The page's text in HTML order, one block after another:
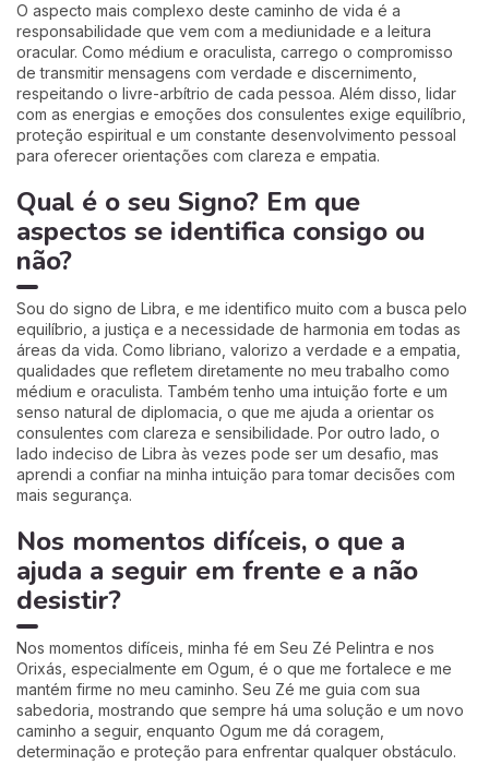
O aspecto mais complexo deste caminho de vida é a
responsabilidade que vem com a mediunidade e a leitura
oracular. Como médium e oraculista, carrego o compromisso
de transmitir mensagens com verdade e discernimento,
respeitando o livre-arbítrio de cada pessoa. Além disso, lidar
com as energias e emoções dos consulentes exige equilíbrio,
proteção espiritual e um constante desenvolvimento pessoal
para oferecer orientações com clareza e empatia.
Qual é o seu Signo? Em que
aspectos se identifica consigo ou
não?
Sou do signo de Libra, e me identifico muito com a busca pelo
equilíbrio, a justiça e a necessidade de harmonia em todas as
áreas da vida. Como libriano, valorizo a verdade e a empatia,
qualidades que refletem diretamente no meu trabalho como
médium e oraculista. Também tenho uma intuição forte e um
senso natural de diplomacia, o que me ajuda a orientar os
consulentes com clareza e sensibilidade. Por outro lado, o
lado indeciso de Libra às vezes pode ser um desafio, mas
aprendi a confiar na minha intuição para tomar decisões com
mais segurança.
Nos momentos difíceis, o que a
ajuda a seguir em frente e a não
desistir?
Nos momentos difíceis, minha fé em Seu Zé Pelintra e nos
Orixás, especialmente em Ogum, é o que me fortalece e me
mantém firme no meu caminho. Seu Zé me guia com sua
sabedoria, mostrando que sempre há uma solução e um novo
caminho a seguir, enquanto Ogum me dá coragem,
determinação e proteção para enfrentar qualquer obstáculo.